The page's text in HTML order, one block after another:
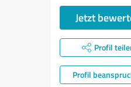
Jetzt
Profil
Profil